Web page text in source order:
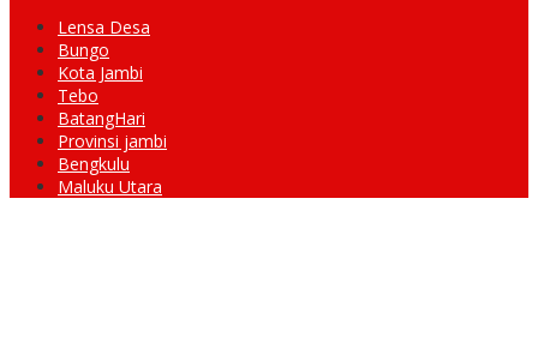
Lensa Desa
Bungo
Kota Jambi
Tebo
BatangHari
Provinsi jambi
Bengkulu
Maluku Utara